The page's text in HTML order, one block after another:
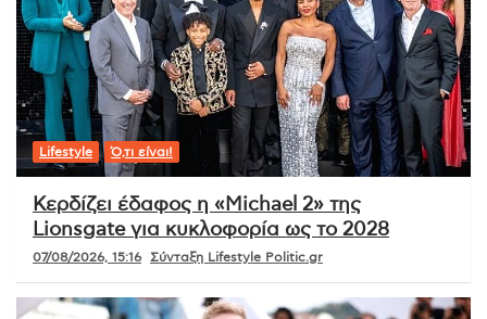
Lifestyle Ό,τι είναι!
Κερδίζει έδαφος η «Michael 2» της
Lionsgate για κυκλοφορία ως το 2028
07/08/2026, 15:16 Σύνταξη Lifestyle Politic.gr